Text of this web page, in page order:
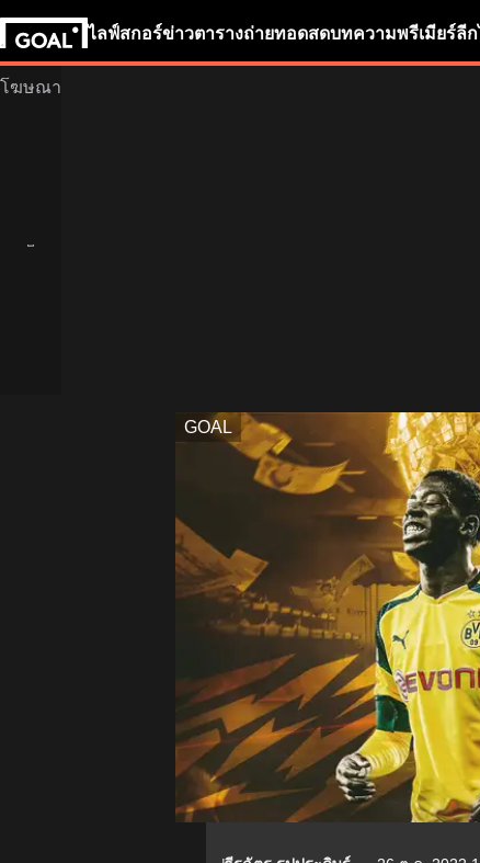
ไลฟ์สกอร์ข่าวตารางถ่ายทอดสดบทความพรีเมียร์ลีก
GOAL